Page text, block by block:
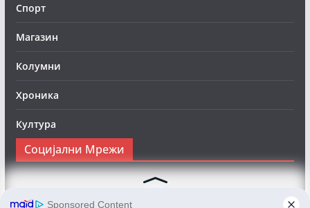
Спорт
Магазин
Колумни
Хроника
Култура
Социјални Мрежи